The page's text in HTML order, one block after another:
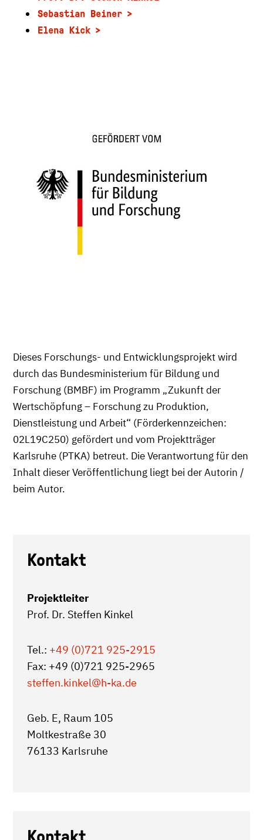
Sebastian Beiner
Elena Kick
Dieses Forschungs- und Entwicklungsprojekt wird
durch das Bundesministerium für Bildung und
Forschung (BMBF) im Programm „Zukunft der
Wertschöpfung – Forschung zu Produktion,
Dienstleistung und Arbeit“ (Förderkennzeichen:
02L19C250) gefördert und vom Projektträger
Karlsruhe (PTKA) betreut. Die Verantwortung für den
Inhalt dieser Veröffentlichung liegt bei der Autorin /
beim Autor.
Kontakt
Projektleiter
Prof. Dr. Steffen Kinkel
Tel.: +49 (0)721 925-2915
Fax: +49 (0)721 925-2965
steffen.kinkel@h-ka.de
Geb. E, Raum 105
Moltkestraße 30
76133 Karlsruhe